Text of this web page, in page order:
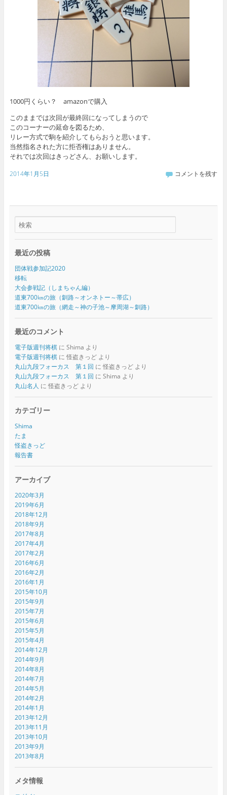
1000円くらい？ amazonで購入
このままでは次回が最終回になってしまうので
このコーナーの延命を図るため、
リレー方式で駒を紹介してもらおうと思います。
当然指名された方に拒否権はありません。
それでは次回はきっどさん、お願いします。
2014年1月5日 コメントを残す
最近の投稿
団体戦参加記2020
移転
大会参戦記（しまちゃん編）
道東700㎞の旅（釧路～オンネトー～帯広）
道東700㎞の旅（網走～神の子池～摩周湖～釧路）
最近のコメント
電子版週刊将棋に Shima より
電子版週刊将棋に 怪盗きっどより
丸山九段フォーカス 第１回 に 怪盗きっどより
丸山九段フォーカス 第１回 に Shima より
丸山名人 に 怪盗きっどより
カテゴリー
Shima
たま
怪盗きっど
報告書
アーカイブ
2020年3月
2019年6月
2018年12月
2018年9月
2017年8月
2017年4月
2017年2月
2016年6月
2016年2月
2016年1月
2015年10月
2015年9月
2015年7月
2015年6月
2015年5月
2015年4月
2014年12月
2014年9月
2014年8月
2014年7月
2014年5月
2014年2月
2014年1月
2013年12月
2013年11月
2013年10月
2013年9月
2013年8月
メタ情報